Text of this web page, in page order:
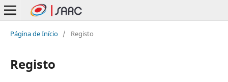
Página de Início / Registo
Registo